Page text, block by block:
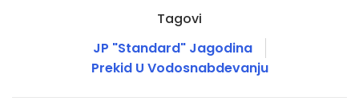
Tagovi
JP "Standard" Jagodina
Prekid U Vodosnabdevanju